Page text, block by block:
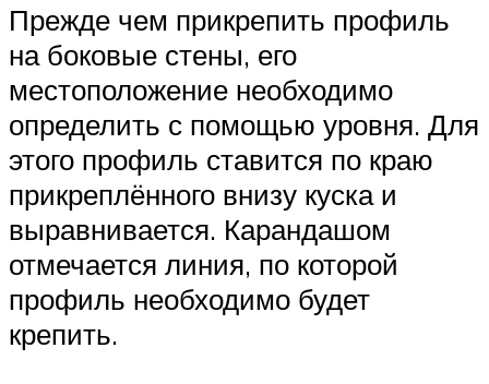
Прежде чем прикрепить профиль
на боковые стены, его
местоположение необходимо
определить с помощью уровня. Для
этого профиль ставится по краю
прикреплённого внизу куска и
выравнивается. Карандашом
отмечается линия, по которой
профиль необходимо будет
крепить.